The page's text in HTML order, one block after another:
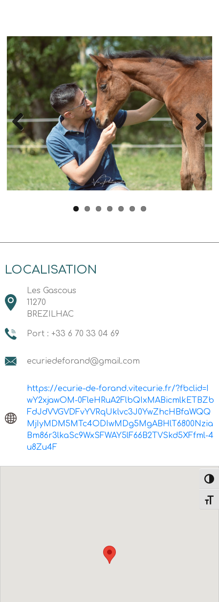
Previous Next
LOCALISATION
Les Gascous
11270
BREZILHAC
Port : +33 6 70 33 04 69
ecuriedeforand@gmail.com
https://ecurie-de-forand.vitecurie.fr/?fbclid=I
wY2xjawOM-0FleHRuA2FlbQIxMABicmlkETBZb
FdJdVVGVDFvYVRqUklvc3J0YwZhcHBfaWQQ
MjIyMDM5MTc4ODIwMDg5MgABHlT6800Nzia
Bm86r3lkaSc9WxSFWAY5lF66B2TVSkd5XFfml-4
u8Zu4F